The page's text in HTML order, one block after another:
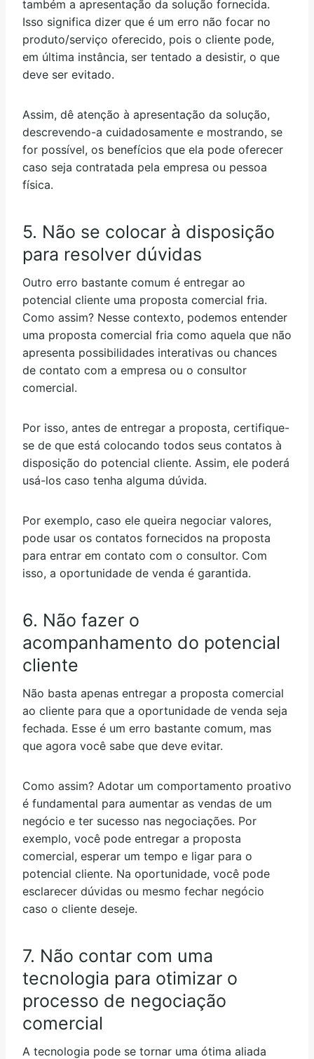
também a apresentação da solução fornecida.
Isso significa dizer que é um erro não focar no
produto/serviço oferecido, pois o cliente pode,
em última instância, ser tentado a desistir, o que
deve ser evitado.
Assim, dê atenção à apresentação da solução,
descrevendo-a cuidadosamente e mostrando, se
for possível, os benefícios que ela pode oferecer
caso seja contratada pela empresa ou pessoa
física.
5. Não se colocar à disposição
para resolver dúvidas
Outro erro bastante comum é entregar ao
potencial cliente uma proposta comercial fria.
Como assim? Nesse contexto, podemos entender
uma proposta comercial fria como aquela que não
apresenta possibilidades interativas ou chances
de contato com a empresa ou o consultor
comercial.
Por isso, antes de entregar a proposta, certifique-
se de que está colocando todos seus contatos à
disposição do potencial cliente. Assim, ele poderá
usá-los caso tenha alguma dúvida.
Por exemplo, caso ele queira negociar valores,
pode usar os contatos fornecidos na proposta
para entrar em contato com o consultor. Com
isso, a oportunidade de venda é garantida.
6. Não fazer o
acompanhamento do potencial
cliente
Não basta apenas entregar a proposta comercial
ao cliente para que a oportunidade de venda seja
fechada. Esse é um erro bastante comum, mas
que agora você sabe que deve evitar.
Como assim? Adotar um comportamento proativo
é fundamental para aumentar as vendas de um
negócio e ter sucesso nas negociações. Por
exemplo, você pode entregar a proposta
comercial, esperar um tempo e ligar para o
potencial cliente. Na oportunidade, você pode
esclarecer dúvidas ou mesmo fechar negócio
caso o cliente deseje.
7. Não contar com uma
tecnologia para otimizar o
processo de negociação
comercial
A tecnologia pode se tornar uma ótima aliada